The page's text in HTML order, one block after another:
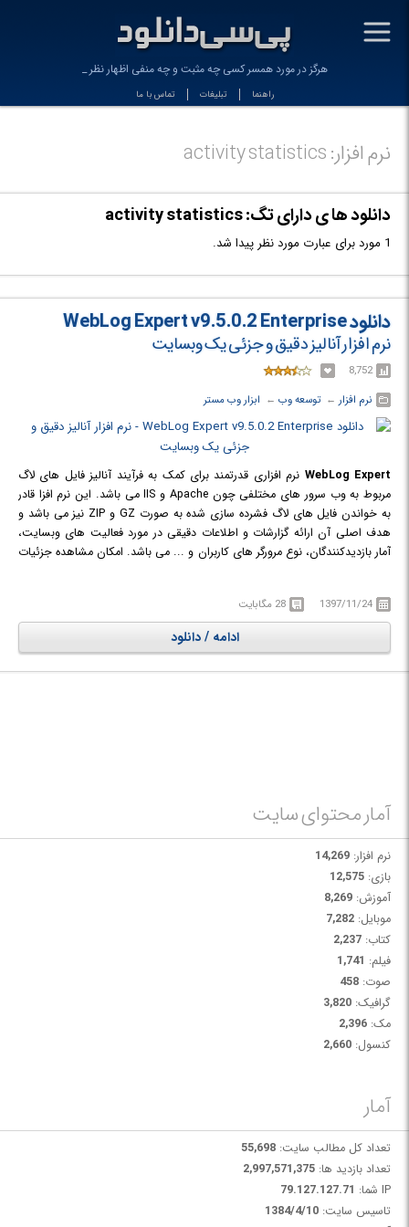
-
هرگز در مورد همسر کسی چه مثبت و چه منفی اظهار نظر ن_
راهنما تبلیغات تماس با ما
نرم افزار: activity statistics
دانلود ها ی دارای تگ: activity statistics
1 مورد برای عبارت مورد نظر پیدا شد.
دانلود WebLog Expert v9.5.0.2 Enterprise
نرم افزار آنالیز دقیق و جزئی یک وبسایت
8,752
نرم افزار ← ‏توسعه وب ← ‏ ابزار وب مستر
WebLog Expert نرم افزاری قدرتمند برای کمک به فرآیند آنالیز فایل های لاگ
مربوط به وب سرور های مختلفی چون Apache و IIS می باشد. این نرم افزا قادر
به خواندن فایل های لاگ فشرده سازی شده به صورت GZ و ZIP نیز می باشد و
هدف اصلی آن ارائه گزارشات و اطلاعات دقیقی در مورد فعالیت های وبسایت،
آمار بازدیدکنندگان، نوع مرورگر های کاربران و ... می باشد. امکان مشاهده جزئیات
دست آمده را براساس فاکتور های دلخواهی چون نوع سیستم عامل، مرورگر،
پورت، سرور، نوع دستگاه و ... به صورت جزئی تر مشاهده کنید و یا با اعمال
فیلترهایی بر روی آمار بازدیدکنندگان سایت به اطلاعات جزئی تری دست پیدا
کنید، برای مثال بازدیدکنندگانی که به یک فایل خاص دسترسی داشتند،
1397/11/24 28 مگابایت
ادامه / دانلود
آمار محتوای سایت
نرم افزار: 14,269
بازی: 12,575
آموزش: 8,269
موبایل: 7,282
کتاب: 2,237
فیلم: 1,741
صوت: 458
گرافیک: 3,820
مک: 2,396
کنسول: 2,660
آمار
تعداد کل مطالب سایت: 55,698
تعداد بازدید ها: 2,997,571,375
IP شما:
79.127.127.71
تاسیس سایت: 1384/4/10